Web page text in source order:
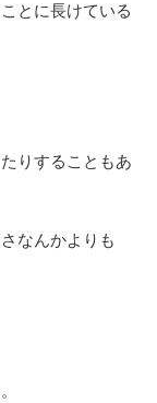
とに長けている
りすることもあ
なんかよりも